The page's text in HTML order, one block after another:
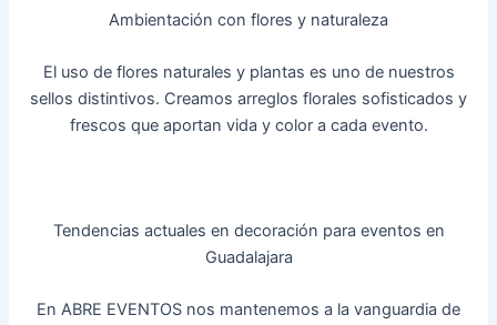
Ambientación con flores y naturaleza
El uso de flores naturales y plantas es uno de nuestros
sellos distintivos. Creamos arreglos florales sofisticados y
frescos que aportan vida y color a cada evento.
Tendencias actuales en decoración para eventos en
Guadalajara
En ABRE EVENTOS nos mantenemos a la vanguardia de